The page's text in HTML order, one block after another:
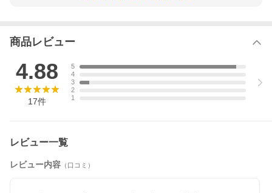
「在庫有り」の表示であっても、必ずしも在庫を保証するもの
ではありません。
掲載商品につきましては、各モール及び実店舗と在庫を共有し
商品レビュー
4.88
17件
5
4
3
2
1
レビュー一覧
レビュー内容 （口コミ）